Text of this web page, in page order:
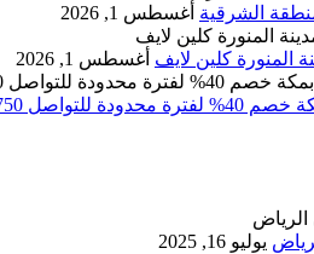
الشرقية أغسطس 1, 2026
المنورة كلين لايف أغسطس 1, 2026
نصلك اينما كنت
يوليو 16, 2025